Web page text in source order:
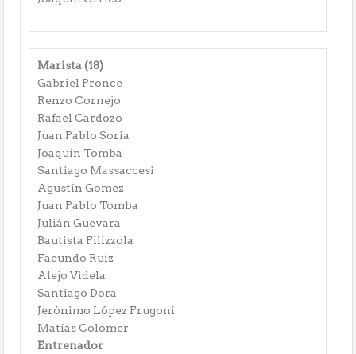
Marista (18)
Gabriel Pronce
Renzo Cornejo
Rafael Cardozo
Juan Pablo Soria
Joaquín Tomba
Santiago Massaccesi
Agustín Gomez
Juan Pablo Tomba
Julián Guevara
Bautista Filizzola
Facundo Ruiz
Alejo Videla
Santiago Dora
Jerónimo López Frugoni
Matías Colomer
Entrenador